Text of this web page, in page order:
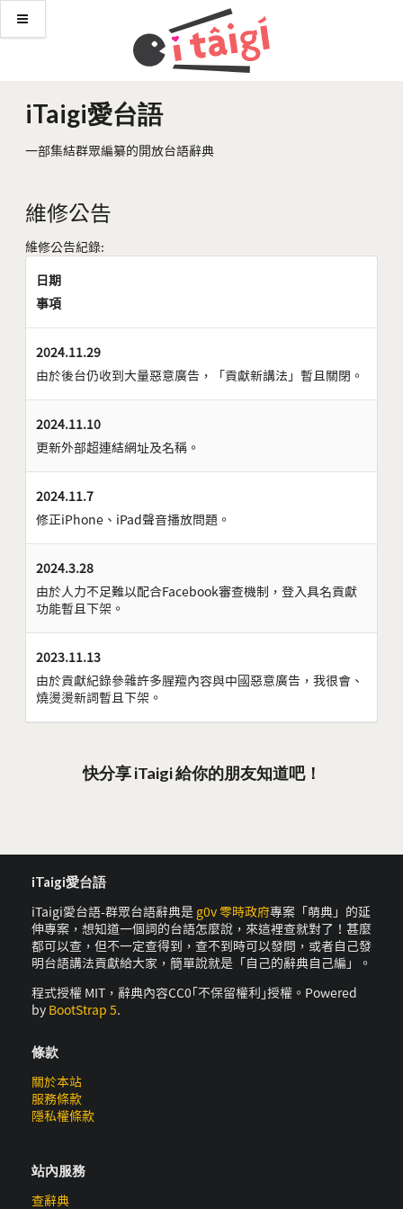
iTaigi愛台語
一部集結群眾編纂的開放台語辭典
維修公告
維修公告紀錄:
日期
事項
2024.11.29
由於後台仍收到大量惡意廣告，「貢獻新講法」暫且關閉。
2024.11.10
更新外部超連結網址及名稱。
2024.11.7
修正iPhone、iPad聲音播放問題。
2024.3.28
由於人力不足難以配合Facebook審查機制，登入具名貢獻
功能暫且下架。
2023.11.13
由於貢獻紀錄參雜許多腥羶內容與中國惡意廣告，我很會、
燒燙燙新詞暫且下架。
快分享 iTaigi 給你的朋友知道吧！
iTaigi愛台語
iTaigi愛台語-群眾台語辭典是 g0v 零時政府專案「萌典」的延
伸專案，想知道一個詞的台語怎麼說，來這裡查就對了！甚麼
都可以查，但不一定查得到，查不到時可以發問，或者自己發
明台語講法貢獻給大家，簡單說就是「自己的辭典自己編」。
程式授權 MIT，辭典內容CC0｢不保留權利｣授權。Powered
by BootStrap 5.
條款
關於本站
服務條款
隱私權條款
站內服務
查辭典